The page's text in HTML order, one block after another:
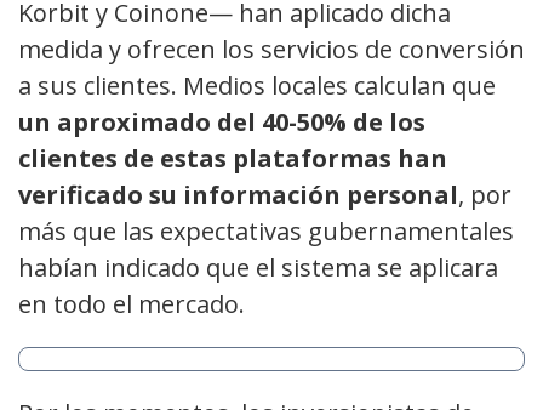
Korbit y Coinone— han aplicado dicha
medida y ofrecen los servicios de conversión
a sus clientes. Medios locales calculan que
un aproximado del 40-50% de los
clientes de estas plataformas han
verificado su información personal, por
más que las expectativas gubernamentales
habían indicado que el sistema se aplicara
en todo el mercado.